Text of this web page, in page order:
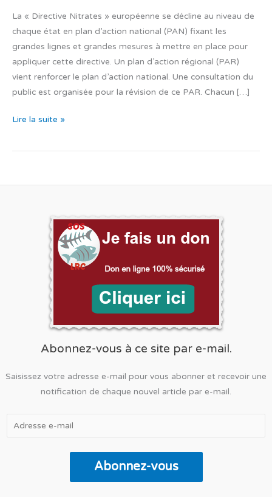
La « Directive Nitrates » européenne se décline au niveau de
chaque état en plan d’action national (PAN) fixant les
grandes lignes et grandes mesures à mettre en place pour
appliquer cette directive. Un plan d’action régional (PAR)
vient renforcer le plan d’action national. Une consultation du
public est organisée pour la révision de ce PAR. Chacun […]
Plan
Régional
environnementales
Lire la suite »
Abonnez-vous à ce site par e-mail.
Saisissez votre adresse e-mail pour vous abonner et recevoir une
notification de chaque nouvel article par e-mail.
Adresse
Abonnez-vous